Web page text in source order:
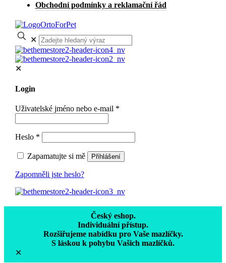
Obchodní podmínky a reklamační řád
✕
✕
Login
Uživatelské jméno nebo e-mail *
Heslo *
Zapamatujte si mě Přihlášení
Zapomněli jste heslo?
Český eshop.
Individuální přístup.
Rozšiřujeme nabídku pro Vaše mazlíčky.
S láskou k pohybu Vašich mazlíčků.
✕